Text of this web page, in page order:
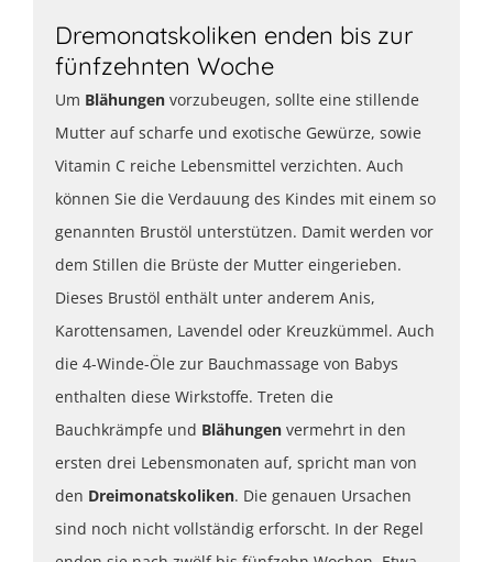
Dremonatskoliken enden bis zur
fünfzehnten Woche
Um Blähungen vorzubeugen, sollte eine stillende
Mutter auf scharfe und exotische Gewürze, sowie
Vitamin C reiche Lebensmittel verzichten. Auch
können Sie die Verdauung des Kindes mit einem so
genannten Brustöl unterstützen. Damit werden vor
dem Stillen die Brüste der Mutter eingerieben.
Dieses Brustöl enthält unter anderem Anis,
Karottensamen, Lavendel oder Kreuzkümmel. Auch
die 4-Winde-Öle zur Bauchmassage von Babys
enthalten diese Wirkstoffe. Treten die
Bauchkrämpfe und Blähungen vermehrt in den
ersten drei Lebensmonaten auf, spricht man von
den Dreimonatskoliken. Die genauen Ursachen
sind noch nicht vollständig erforscht. In der Regel